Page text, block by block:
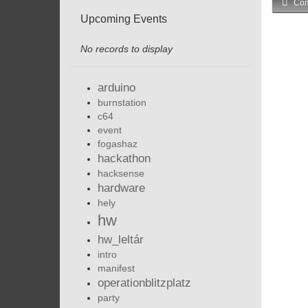
Upcoming Events
No records to display
arduino
burnstation
c64
event
fogashaz
hackathon
hacksense
hardware
hely
hw
hw_leltár
intro
manifest
operationblitzplatz
party